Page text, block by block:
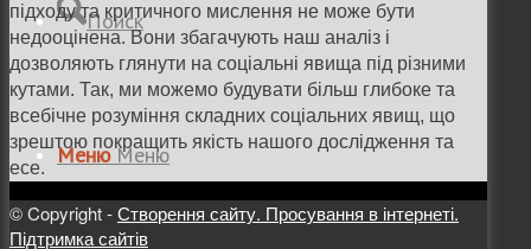
Поиск
Меню Меню
підходу та критичного мислення не може бути
недооцінена. Вони збагачують наш аналіз і
дозволяють глянути на соціальні явища під різними
кутами. Так, ми можемо будувати більш глибоке та
всебічне розуміння складних соціальних явищ, що
зрештою покращить якість нашого дослідження та
есе.
© Copyright -Створення сайту. Просування в інтернеті.
Підтримка сайтів